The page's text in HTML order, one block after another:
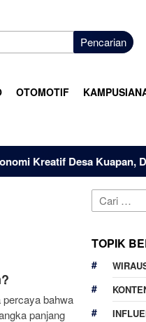
Pencarian
OTOMOTIF
Kreatif Desa Kuapan,
bahwa
panjang
Cari
untuk:
TOPIK